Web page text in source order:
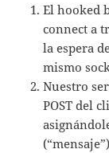
El hooked
connect a
la espera
mismo
Nuestro
POST del